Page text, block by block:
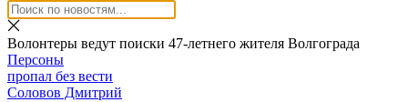
Волонтеры ведут поиски 47-летнего жителя Волгограда
Персоны
пропал без вести
Соловов Дмитрий